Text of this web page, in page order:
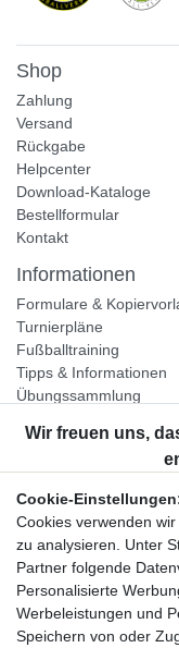
Shop
Zahlung
Versand
Rückgabe
Helpcenter
Download-Kataloge
Bestellformular
Kontakt
Informationen
Formulare &
Turnierpläne
Fußballtraining
Tipps & Informationen
Übungssammlung
Unternehmen
Widerrufsrecht
Bestellung
Datenschutzerklärung
AGB
Impressum
Cookie-
Cookies verwenden
zu analysieren. Unter
Partner folgende
Personalisierte
Werbeleistungen und
Speichern von oder